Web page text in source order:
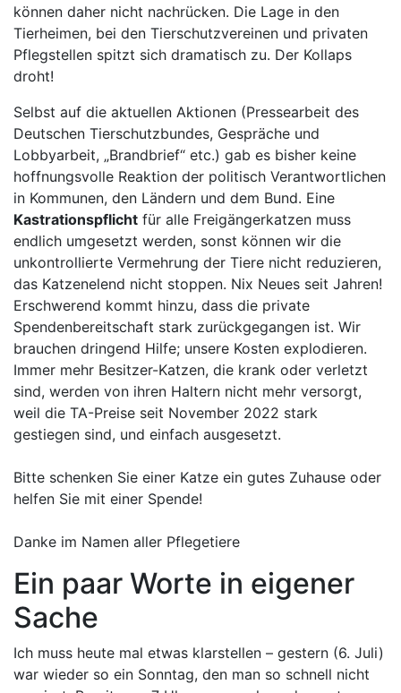
können daher nicht nachrücken. Die Lage in den
Tierheimen, bei den Tierschutzvereinen und privaten
Pflegstellen spitzt sich dramatisch zu. Der Kollaps
droht!
Selbst auf die aktuellen Aktionen (Pressearbeit des
Deutschen Tierschutzbundes, Gespräche und
Lobbyarbeit, „Brandbrief“ etc.) gab es bisher keine
hoffnungsvolle Reaktion der politisch Verantwortlichen
in Kommunen, den Ländern und dem Bund. Eine
Kastrationspflicht für alle Freigängerkatzen muss
endlich umgesetzt werden, sonst können wir die
unkontrollierte Vermehrung der Tiere nicht reduzieren,
das Katzenelend nicht stoppen. Nix Neues seit Jahren!
Erschwerend kommt hinzu, dass die private
Spendenbereitschaft stark zurückgegangen ist. Wir
brauchen dringend Hilfe; unsere Kosten explodieren.
Immer mehr Besitzer-Katzen, die krank oder verletzt
sind, werden von ihren Haltern nicht mehr versorgt,
weil die TA-Preise seit November 2022 stark
gestiegen sind, und einfach ausgesetzt.
Bitte schenken Sie einer Katze ein gutes Zuhause oder
helfen Sie mit einer Spende!
Danke im Namen aller Pflegetiere
Ein paar Worte in eigener
Sache
Ich muss heute mal etwas klarstellen – gestern (6. Juli)
war wieder so ein Sonntag, den man so schnell nicht